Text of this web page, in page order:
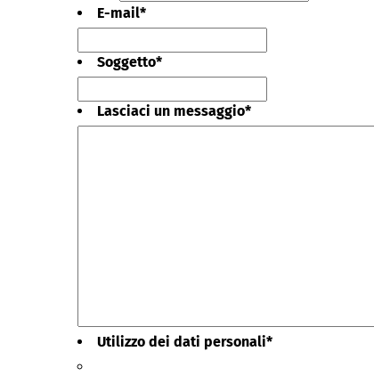
E-mail*
Soggetto*
Lasciaci un messaggio*
Utilizzo dei dati personali*